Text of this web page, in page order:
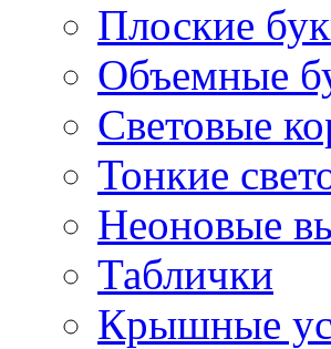
Плоские
Объемные
Световые
Тонкие
Неоновые
Таблички
Крышные